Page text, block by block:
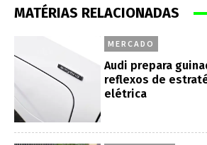
MATÉRIAS RELACIONADAS
MERCADO
Audi prepara
reflexos de
elétrica